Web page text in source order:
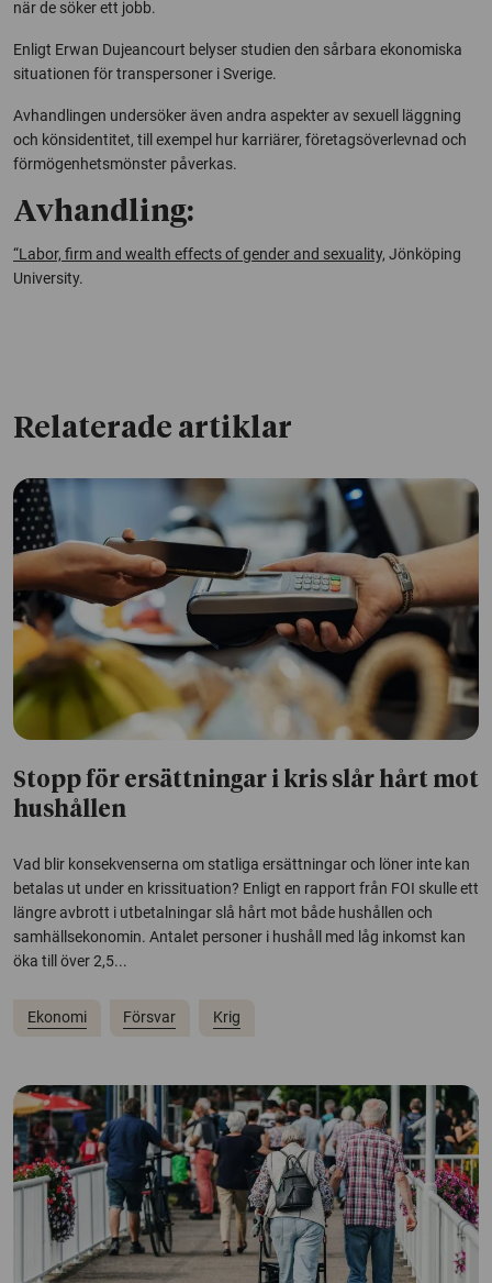
när de söker ett jobb.
Enligt Erwan Dujeancourt belyser studien den sårbara ekonomiska
situationen för transpersoner i Sverige.
Avhandlingen undersöker även andra aspekter av sexuell läggning
och könsidentitet, till exempel hur karriärer, företagsöverlevnad och
förmögenhetsmönster påverkas.
Avhandling:
“Labor, firm and wealth effects of gender and sexuality, Jönköping
University.
Relaterade artiklar
Stopp för ersättningar i kris slår hårt mot
hushållen
Vad blir konsekvenserna om statliga ersättningar och löner inte kan
betalas ut under en krissituation? Enligt en rapport från FOI skulle ett
längre avbrott i utbetalningar slå hårt mot både hushållen och
samhällsekonomin. Antalet personer i hushåll med låg inkomst kan
öka till över 2,5...
Ekonomi Försvar Krig